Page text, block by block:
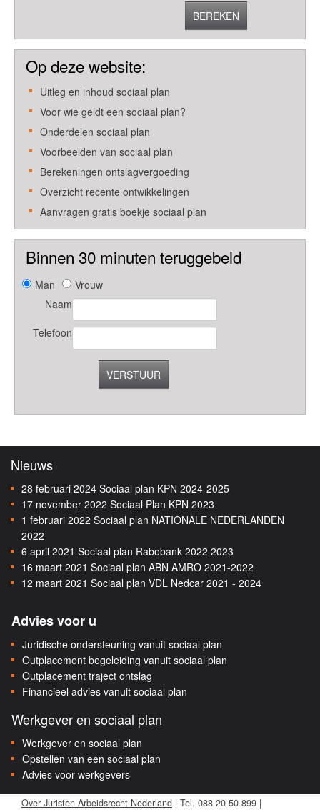
BEREKEN
Op deze website:
Uitleg en inhoud sociaal plan
Voor wie geldt een sociaal plan?
Onderdelen sociaal plan
Voorbeelden van sociaal plan
Berekeningen ontslagvergoeding
Overzicht recente ontwikkelingen
Aanvragen gratis boekje sociaal plan
Binnen 30 minuten teruggebeld
Man
Vrouw
Naam
Telefoon
VERSTUUR
Nieuws
28 februari 2024 Sociaal plan KPN 2024-2025
17 november 2022 Sociaal Plan KPN 2023
1 februari 2022 Sociaal plan NATIONALE NEDERLANDEN
2022
6 april 2021 Sociaal plan Rabobank 2022 2023
16 maart 2021 Sociaal plan ABN AMRO 2021-2022
12 maart 2021 Sociaal plan VDL Nedcar 2021 - 2024
Advies voor u
Juridische ondersteuning vanuit sociaal plan
Outplacement begeleiding vanuit sociaal plan
Outplacement traject ontslag
Financieel advies vanuit sociaal plan
Werkgever en sociaal plan
Werkgever en sociaal plan
Opstellen van een sociaal plan
Advies voor werkgevers
Over Juristen Arbeidsrecht Nederland | Tel. 088-20 50 899 |